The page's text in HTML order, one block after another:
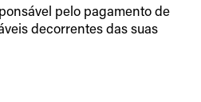
pelo pagamento de
decorrentes das suas